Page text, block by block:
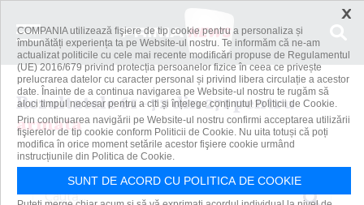
Rezultatele 61 - 72 din 271 pentru
armata
Caută
×
COMPANIA utilizează fişiere de tip cookie pentru a personaliza și
îmbunătăți experiența ta pe Website-ul nostru. Te informăm că ne-am
actualizat politicile cu cele mai recente modificări propuse de Regulamentul
(UE) 2016/679 privind protecția persoanelor fizice în ceea ce privește
prelucrarea datelor cu caracter personal și privind libera circulație a acestor
date. Înainte de a continua navigarea pe Website-ul nostru te rugăm să
aloci timpul necesar pentru a citi și înțelege conținutul Politicii de Cookie.
Prin continuarea navigării pe Website-ul nostru confirmi acceptarea utilizării
fişierelor de tip cookie conform Politicii de Cookie. Nu uita totuși că poți
modifica în orice moment setările acestor fişiere cookie urmând
instrucțiunile din Politica de Cookie.
SUNT DE ACORD CU POLITICA DE COOKIE